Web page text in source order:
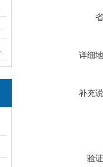
详细
补充
验